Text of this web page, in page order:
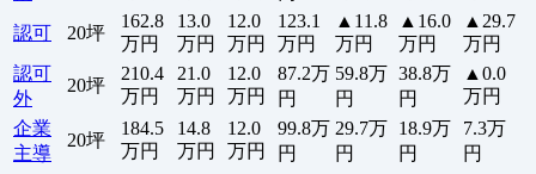
認可 20坪
162.8
万円
13.0
万円
12.0
万円
123.1
万円
▲11.8
万円
▲16.0
万円
▲29.7
万円
認可
外
20坪
210.4
万円
21.0
万円
12.0
万円
87.2万
円
59.8万
円
38.8万
円
▲0.0
万円
企業
主導
20坪
184.5
万円
14.8
万円
12.0
万円
99.8万
円
29.7万
円
18.9万
円
7.3万
円